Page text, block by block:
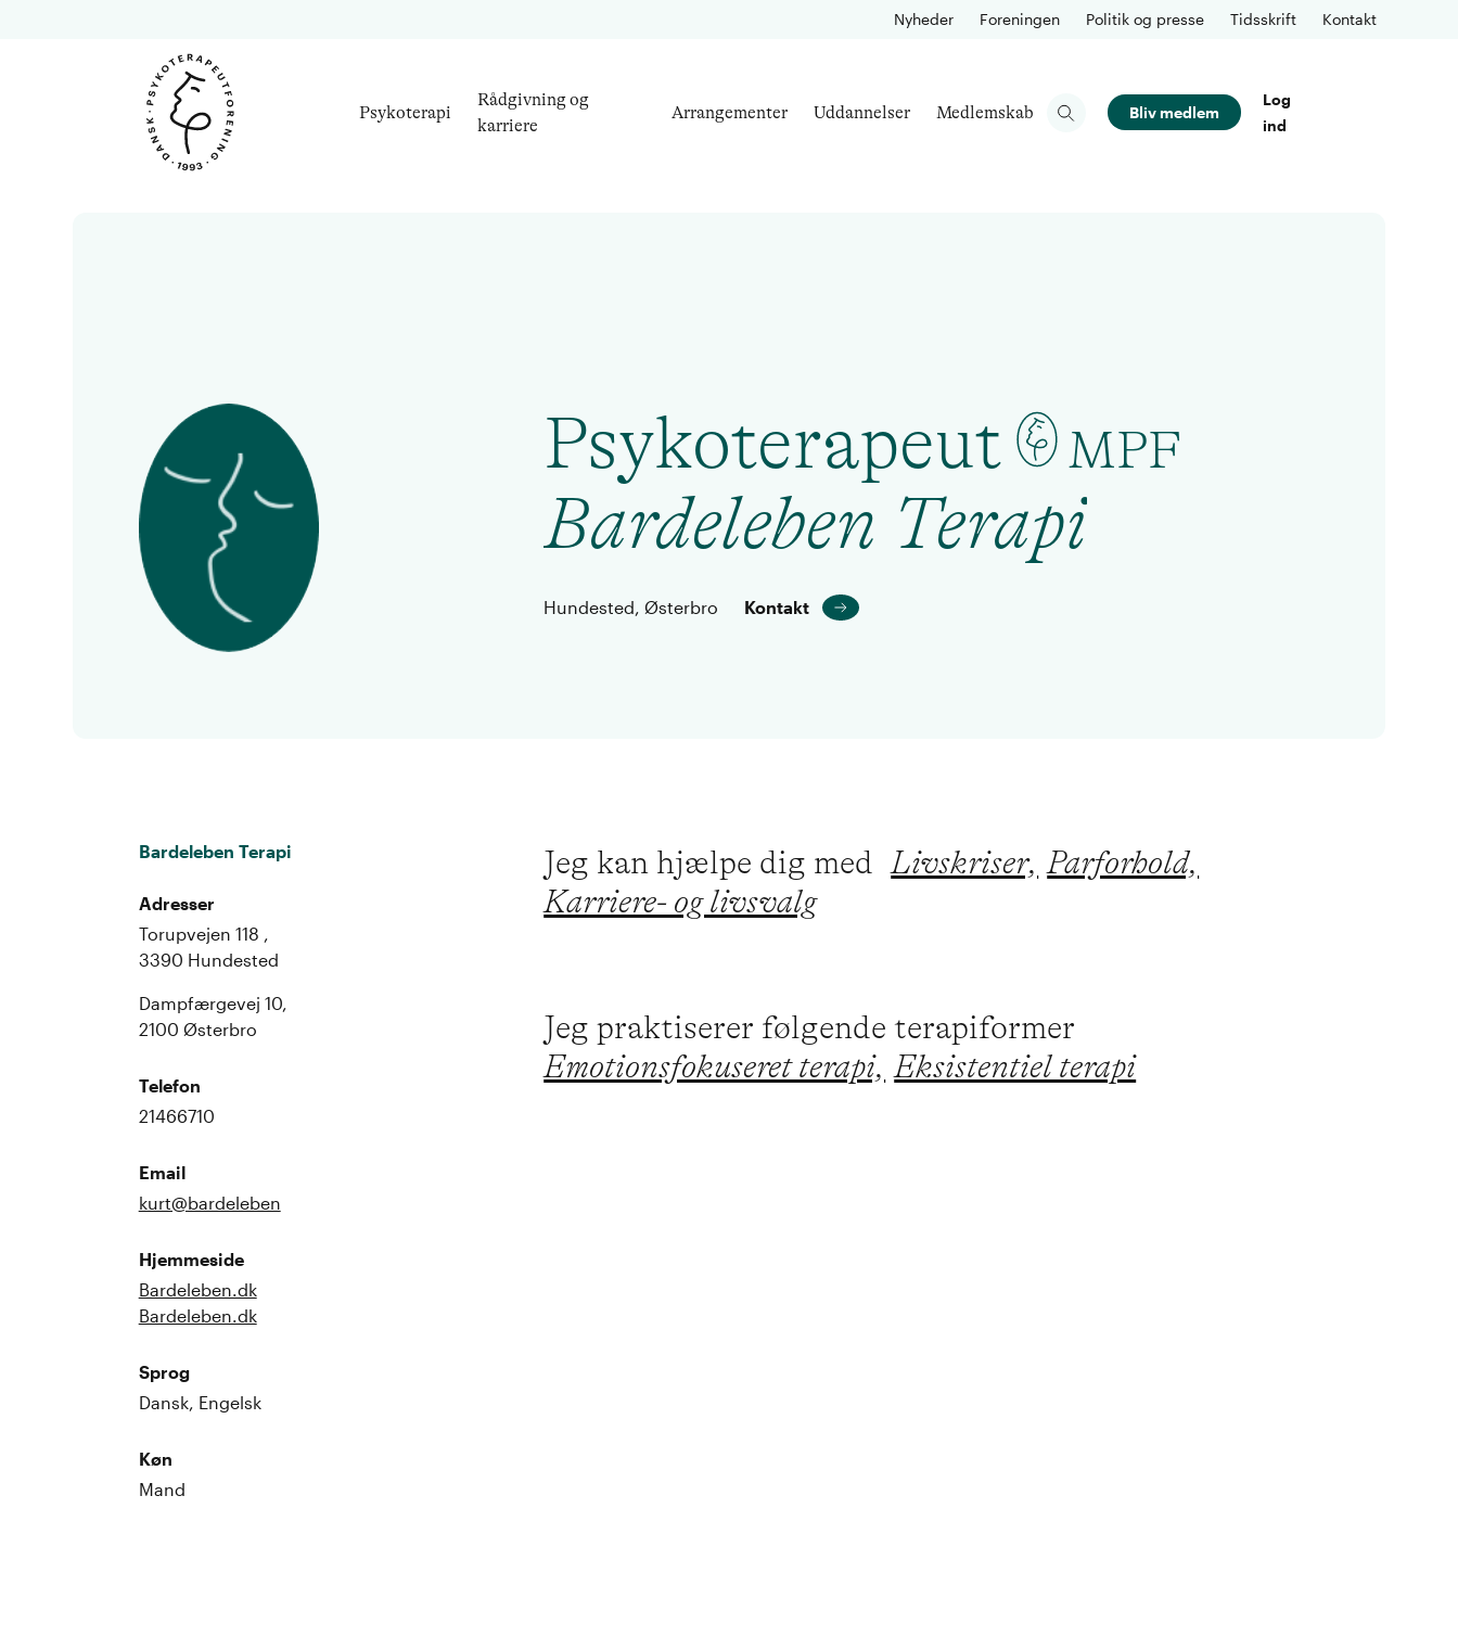
Nyheder Foreningen Politik og presse Tidsskrift Kontakt
Psykoterapi
Rådgivning og
karriere
Arrangementer Uddannelser Medlemskab Bliv medlem
Log
ind
Psykoterapeut MPF
Bardeleben Terapi
Hundested, Østerbro Kontakt
Bardeleben Terapi
Adresser
Torupvejen 118 ,
3390 Hundested
Dampfærgevej 10,
2100 Østerbro
Telefon
21466710
Email
kurt@bardeleben
Hjemmeside
Bardeleben.dk
Bardeleben.dk
Sprog
Dansk, Engelsk
Køn
Mand
Jeg kan hjælpe dig med Livskriser, Parforhold,
Karriere- og livsvalg
Jeg praktiserer følgende terapiformer
Emotionsfokuseret terapi, Eksistentiel terapi